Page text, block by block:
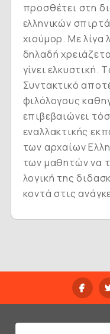
προσθέτει στη
ελληνικών
χιούμορ. Mε λίγα
δηλαδή
γίνει ελκυστική.
Συντακτικό
φιλόλογους
επιβεβαιώνει
εναλλακτικής
των αρχαίων
των μαθητών να
λογική της
κοντά στις